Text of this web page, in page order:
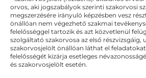
orvos, aki jogszabályok szerinti szakorvosi
megszerzésére irányuló képzésben vesz
önállóan nem végezhető szakmai
felelősséggel tartozik és azt közvetlenül
szolgáltató szakorvosa az első részvizsgáig,
szakorvosjelölt önállóan láthat el
felelősségét kizárja esetleges
és szakorvosjelölt esetén.